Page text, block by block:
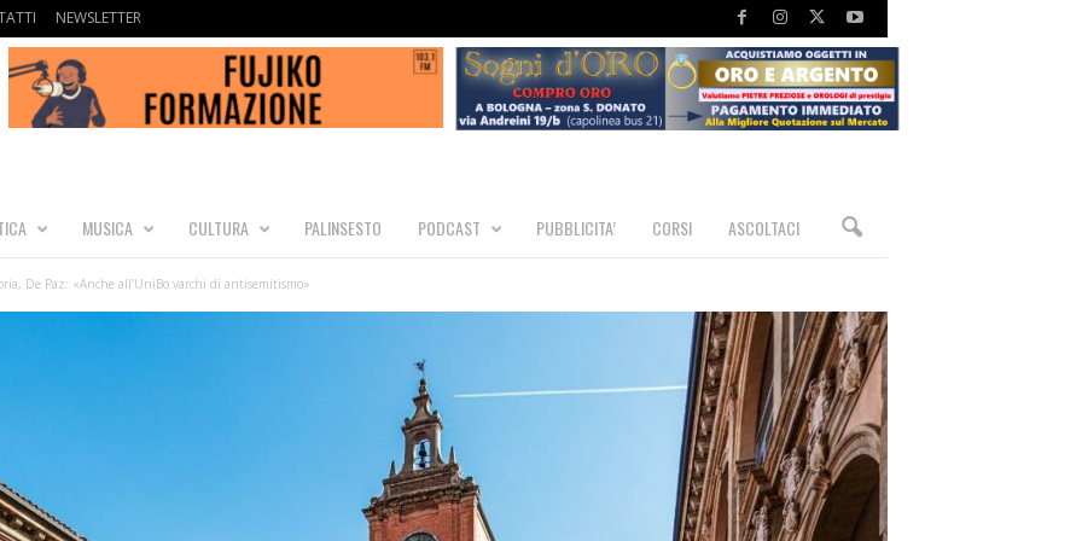
NEWSLETTER
MUSICA CULTURA PALINSESTO PODCAST PUBBLICITA’ CORSI ASCOLTACI
De Paz: «Anche all’UniBo varchi di antisemitismo»